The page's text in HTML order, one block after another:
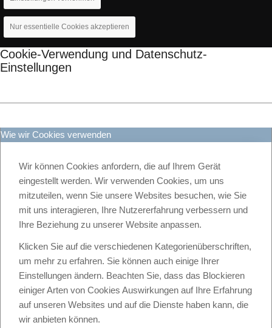
Nur essentielle Cookies akzeptieren
Cookie-Verwendung und Datenschutz-
Einstellungen
Wie wir Cookies verwenden
Wir können Cookies anfordern, die auf Ihrem Gerät
eingestellt werden. Wir verwenden Cookies, um uns
mitzuteilen, wenn Sie unsere Websites besuchen, wie Sie
mit uns interagieren, Ihre Nutzererfahrung verbessern und
Ihre Beziehung zu unserer Website anpassen.
Klicken Sie auf die verschiedenen Kategorienüberschriften,
um mehr zu erfahren. Sie können auch einige Ihrer
Einstellungen ändern. Beachten Sie, dass das Blockieren
einiger Arten von Cookies Auswirkungen auf Ihre Erfahrung
auf unseren Websites und auf die Dienste haben kann, die
wir anbieten können.